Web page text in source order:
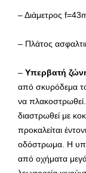
– Διάμετρος
– Πλάτος
– Υπερβατή
από σκυρόδεμα
να
διαστρωθεί με
προκαλείται
οδόστρωμα. Η
από οχήματα